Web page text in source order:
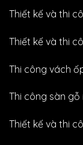
Thiết kế và thi
Thiết kế và thi
Thi công vách
Thi công sàn gỗ
Thiết kế và thi